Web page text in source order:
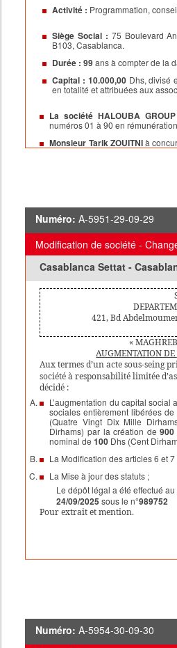
Activité : Programmation,
Siège Social : 75 Boulevard
B103, Casablanca.
Durée : 99ans à compter de la
Capital : 10.000,00Dhs, divisé
en totalité et attribuées aux
La société HALOUBA
numéros 01 à 90 en
Monsieur Tarik ZOUITNIà
ZOUITNI
Exercice Social :Du1
Registre de Commerce :
du19/09/2025, sous le N°
Casablanca,sous le N°990228
Pour extrait et mention.
Numéro: A-5951-29-09-29
Modification de société -
Casablanca Settat -
421, Bd
«
AUGMENTATION DE
Aux termes d’un acte sous-seing
société à responsabilité limitée
décidé :
L’augmentation du capital social
sociales entièrement libérées de
(Quatre Vingt Dix Mille
Dirhams) par la création de900
nominal de100 Dhs (Cent
La Modification des articles 6 et
La Mise à jour des statuts ;
Le dépôt légal a été effectué
24/09/2025 sous le n°989752
Pour extrait et mention.
Numéro: A-5954-30-09-30